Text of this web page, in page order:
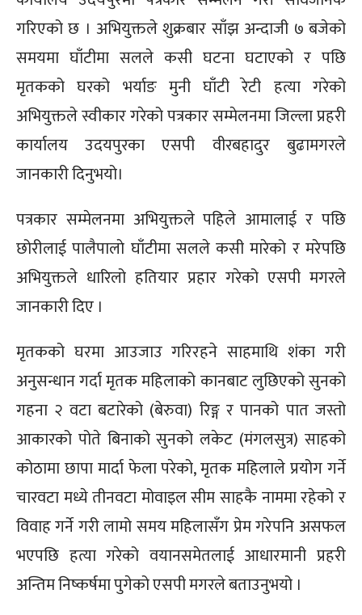
गरिएको छ । अभियुक्तले शुक्रबार साँझ अन्दाजी ७ बजेको
समयमा घाँटीमा सलले कसी घटना घटाएको र पछि
मृतकको घरको भर्याङ मुनी घाँटी रेटी हत्या गरेको
अभियुक्तले स्वीकार गरेको पत्रकार सम्मेलनमा जिल्ला प्रहरी
कार्यालय उदयपुरका एसपी वीरबहादुर बुढामगरले
जानकारी दिनुभयो।
पत्रकार सम्मेलनमा अभियुक्तले पहिले आमालाई र पछि
छोरीलाई पालैपालाे घाँटीमा सलले कसी मारेको र मरेपछि
अभियुक्तले धारिलो हतियार प्रहार गरेको एसपी मगरले
जानकारी दिए ।
मृतकको घरमा आउजाउ गरिरहने साहमाथि शंका गरी
अनुसन्धान गर्दा मृतक महिलाको कानबाट लुछिएको सुनको
गहना २ वटा बटारेको (बेरुवा) रिङ्ग र पानको पात जस्तो
आकारको पोते बिनाको सुनको लकेट (मंगलसुत्र) साहको
कोठामा छापा मार्दा फेला परेको, मृतक महिलाले प्रयोग गर्ने
चारवटा मध्ये तीनवटा मोवाइल सीम साहकै नाममा रहेको र
विवाह गर्ने गरी लामो समय महिलासँग प्रेम गरेपनि असफल
भएपछि हत्या गरेको वयानसमेतलाई आधारमानी प्रहरी
अन्तिम निष्कर्षमा पुगेको एसपी मगरले बताउनुभयो ।